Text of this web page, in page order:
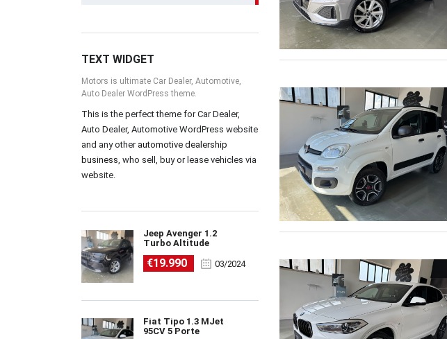
TEXT WIDGET
Motors is ultimate Car Dealer, Automotive,
Auto Dealer WordPress theme.
This is the perfect theme for Car Dealer,
Auto Dealer, Automotive WordPress website
and any other automotive dealership
business, who sell, buy or lease vehicles via
website.
Jeep Avenger 1.2
Turbo Altitude
€19.990 03/2024
Fiat Tipo 1.3 MJet
95CV 5 Porte